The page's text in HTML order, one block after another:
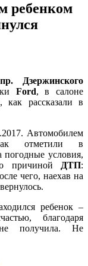
ребенком
пр. Дзержинского
Ford, в салоне
как рассказали в
Автомобилем
отметили в
погодные условия,
причиной
ДТП:
чего, наехав на
ребенок –
благодаря
не получила. Не